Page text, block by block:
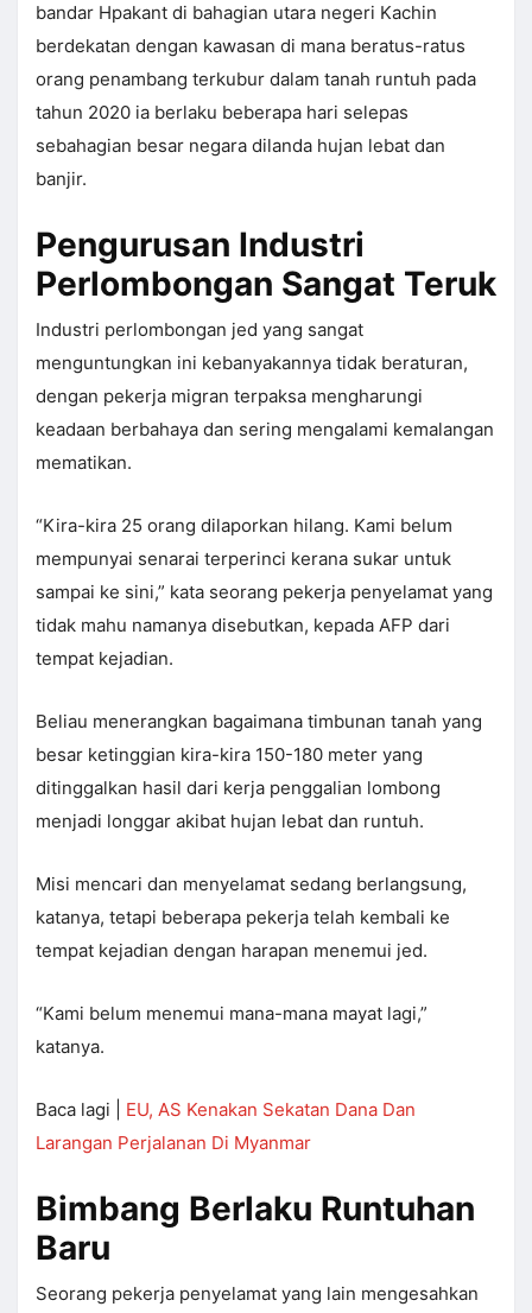
bandar Hpakant di bahagian utara negeri Kachin
berdekatan dengan kawasan di mana beratus-ratus
orang penambang terkubur dalam tanah runtuh pada
tahun 2020 ia berlaku beberapa hari selepas
sebahagian besar negara dilanda hujan lebat dan
banjir.
Pengurusan Industri
Perlombongan Sangat Teruk
Industri perlombongan jed yang sangat
menguntungkan ini kebanyakannya tidak beraturan,
dengan pekerja migran terpaksa mengharungi
keadaan berbahaya dan sering mengalami kemalangan
mematikan.
“Kira-kira 25 orang dilaporkan hilang. Kami belum
mempunyai senarai terperinci kerana sukar untuk
sampai ke sini,” kata seorang pekerja penyelamat yang
tidak mahu namanya disebutkan, kepada AFP dari
tempat kejadian.
Beliau menerangkan bagaimana timbunan tanah yang
besar ketinggian kira-kira 150-180 meter yang
ditinggalkan hasil dari kerja penggalian lombong
menjadi longgar akibat hujan lebat dan runtuh.
Misi mencari dan menyelamat sedang berlangsung,
katanya, tetapi beberapa pekerja telah kembali ke
tempat kejadian dengan harapan menemui jed.
“Kami belum menemui mana-mana mayat lagi,”
katanya.
Baca lagi | EU, AS Kenakan Sekatan Dana Dan
Larangan Perjalanan Di Myanmar
Bimbang Berlaku Runtuhan
Baru
Seorang pekerja penyelamat yang lain mengesahkan